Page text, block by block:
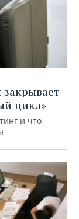
цикл»
и что